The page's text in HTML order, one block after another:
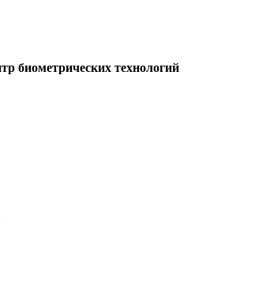
биометрических технологий